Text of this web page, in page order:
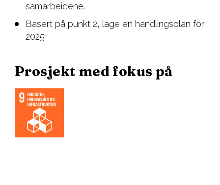
samarbeidene.
Basert på punkt 2, lage en handlingsplan for
2025
Prosjekt med fokus på